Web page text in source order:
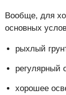
Вообще, для
основных
рыхлый
регулярный
хорошее